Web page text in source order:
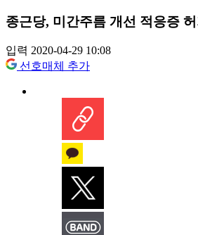
종근당, 미간주름 개선 적응증 허
입력 2020-04-29 10:08
선호매체 추가